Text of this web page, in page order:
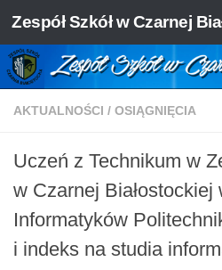
Skip to content
Zespół Szkół w Czarnej
AKTUALNOŚCI / OSIĄGNIĘCIA
Uczeń z Technikum w
w Czarnej Białostockiej
Informatyków
i indeks na studia